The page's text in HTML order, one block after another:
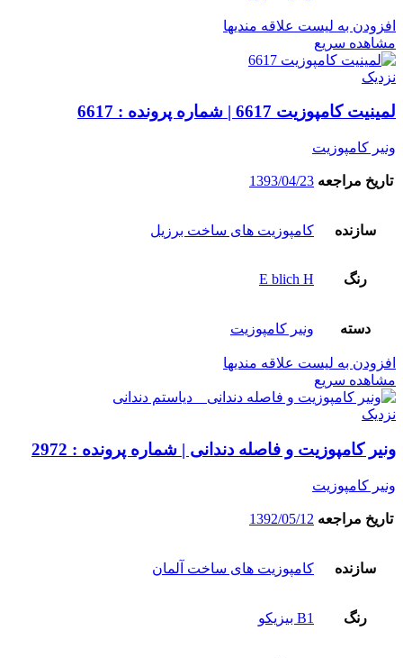
افزودن به لیست علاقه مندیها
مشاهده سریع
نزدیک
لمینیت کامپوزیت 6617 | شماره پرونده : 6617
ونیر کامپوزیت
تاریخ مراجعه 1393/04/23
سازنده کامپوزیت های ساخت برزیل
رنگ E blich H
دسته ونیر کامپوزیت
افزودن به لیست علاقه مندیها
مشاهده سریع
نزدیک
ونیر کامپوزیت و فاصله دندانی | شماره پرونده : 2972
ونیر کامپوزیت
تاریخ مراجعه 1392/05/12
سازنده کامپوزیت های ساخت آلمان
رنگ B1 بیزیکو